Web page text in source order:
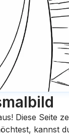
Diese Seite
kannst